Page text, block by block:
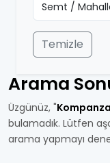
Temizle
Arama
Üzgünüz, "
bulamadık. Lütfen
arama yapmayı